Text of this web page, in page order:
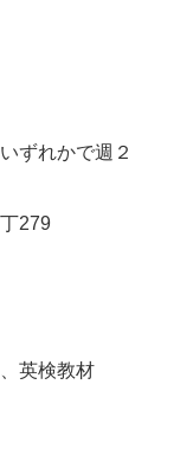
ずれかで週２
279
英検教材